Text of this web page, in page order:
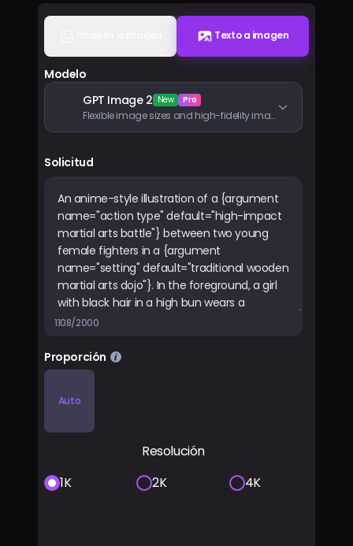
Iniciar sesión
Texto a imagen
Modelo
GPT Image 2 New Pro
Flexible image sizes and high-fidelity image inputs
Solicitud
1108/2000
Proporción
Auto
Resolución
1K
2K 4K